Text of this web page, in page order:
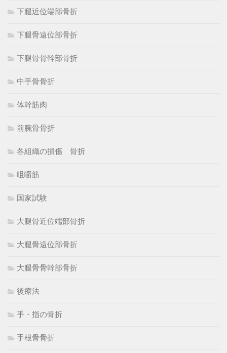
下腿近位端部骨折
下腿骨遠位部骨折
下腿骨骨幹部骨折
中手骨骨折
体幹筋肉
前腕骨骨折
各組織の損傷 骨折
咀嚼筋
国家試験
大腿骨近位端部骨折
大腿骨遠位部骨折
大腿骨骨幹部骨折
後療法
手・指の骨折
手根骨骨折